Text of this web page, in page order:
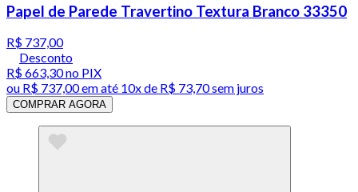
Papel de Parede Travertino Textura Branco 33350
R$ 737,00
Desconto
R$ 663,30no PIX
ou R$ 737,00em até 10x de R$ 73,70 sem juros
COMPRAR AGORA